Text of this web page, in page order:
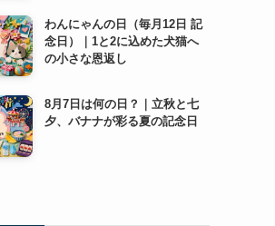
わんにゃんの日（毎月12日 記
念日）｜1と2に込めた犬猫へ
の小さな恩返し
8月7日は何の日？｜立秋と七
夕、バナナが彩る夏の記念日